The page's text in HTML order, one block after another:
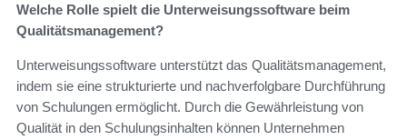
Welche Rolle spielt die Unterweisungssoftware beim
Qualitätsmanagement?
Unterweisungssoftware unterstützt das Qualitätsmanagement,
indem sie eine strukturierte und nachverfolgbare Durchführung
von Schulungen ermöglicht. Durch die Gewährleistung von
Qualität in den Schulungsinhalten können Unternehmen